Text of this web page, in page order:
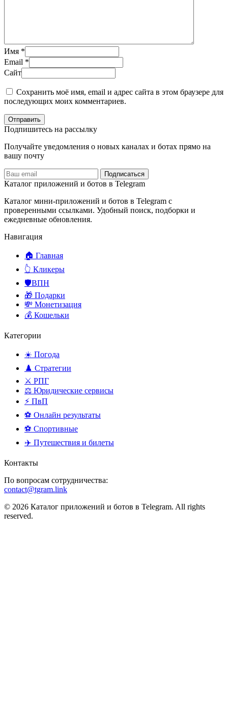
Имя *
Email *
Сайт
Сохранить моё имя, email и адрес сайта в этом браузере для
последующих моих комментариев.
Отправить
Подпишитесь на рассылку
Получайте уведомления о новых каналах и ботаx прямо на
вашу почту
Подписаться
Каталог приложений и ботов в Telegram
Каталог мини-приложений и ботов в Telegram с
проверенными ссылками. Удобный поиск, подборки и
ежедневные обновления.
Навигация
🏠 Главная
👆 Кликеры
🛡️ВПН
🎁 Подарки
💸 Монетизация
💰 Кошельки
Категории
☀️ Погода
♟️ Стратегии
⚔️ РПГ
⚖️ Юридические сервисы
⚡ ПвП
⚽ Онлайн результаты
⚽ Спортивные
✈️ Путешествия и билеты
Контакты
По вопросам сотрудничества:
contact@tgram.link
© 2026 Каталог приложений и ботов в Telegram. All rights
reserved.